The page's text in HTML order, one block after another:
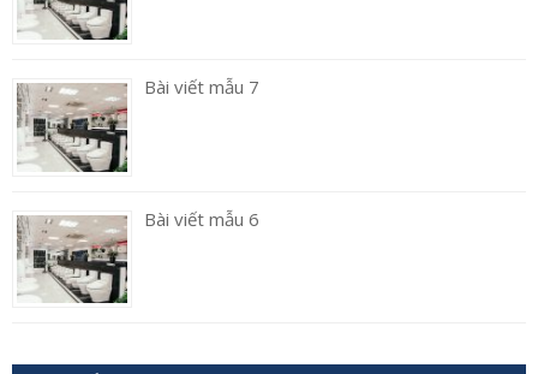
Bài viết mẫu 7
Bài viết mẫu 6